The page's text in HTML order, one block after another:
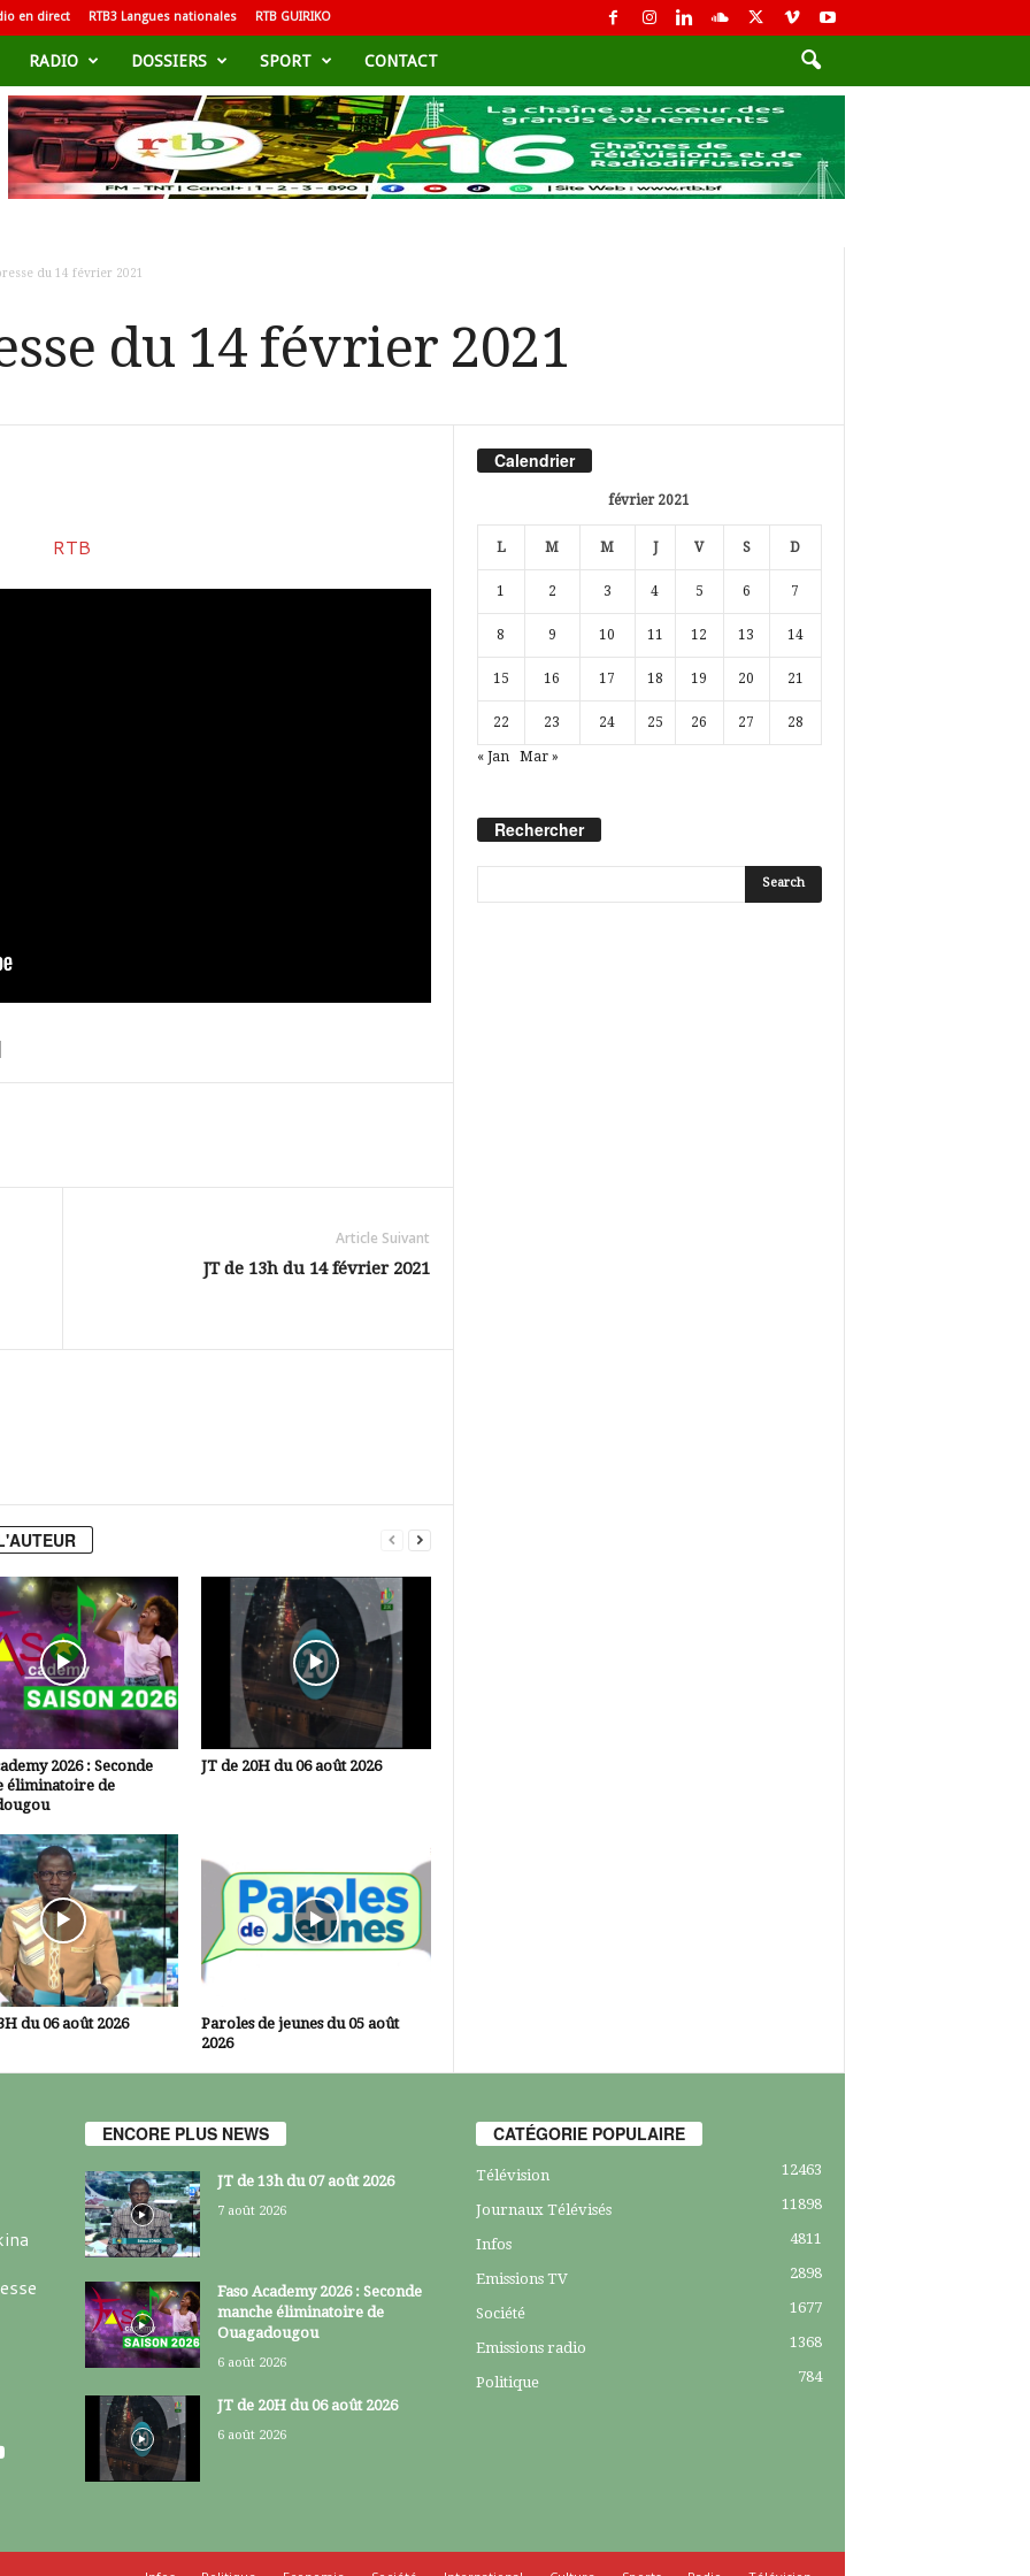
en direct RTB3 Langues nationales RTB GUIRIKO
RADIO DOSSIERS SPORT CONTACT
du 14 février 2021
du 14 février 2021
Article Suivant
JT de 13h du 14 février 2021
2026 : Seconde
éliminatoire de
JT de 20H du 06 août 2026
du 06 août 2026
Paroles de jeunes du 05 août
2026
Calendrier
février 2021
L M M J V S D
1 2 3 4 5 6 7
8 9 10 11 12 13 14
15 16 17 18 19 20 21
22 23 24 25 26 27 28
« Jan Mar »
Rechercher
ENCORE PLUS NEWS
JT de 13h du 07 août 2026
7 août 2026
Faso Academy 2026 : Seconde
manche éliminatoire de
Ouagadougou
6 août 2026
JT de 20H du 06 août 2026
6 août 2026
CATÉGORIE POPULAIRE
Télévision 12463
Journaux Télévisés 11898
Infos 4811
Emissions TV 2898
Société 1677
Emissions radio 1368
Politique 784